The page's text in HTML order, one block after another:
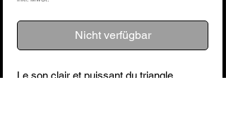
Nicht verfügbar
Le son clair et puissant du triangle